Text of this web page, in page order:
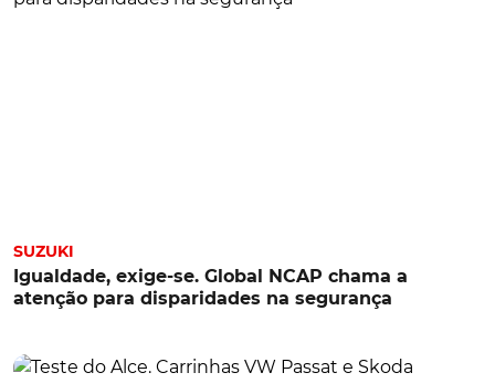
SUZUKI
Igualdade, exige-se. Global NCAP chama a
atenção para disparidades na segurança